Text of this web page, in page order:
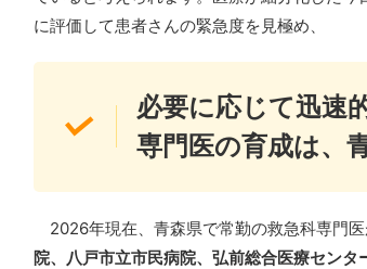
に評価して患者さんの緊急度を見極め、
必要に応じて迅速
専門医の育成は、
2026年現在、青森県で常勤の救急科専門医
院、八戸市立市民病院、弘前総合医療センタ